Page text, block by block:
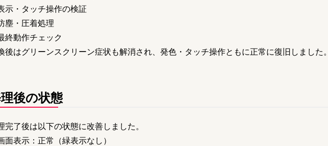
示・タッチ操作の検証
塵・圧着処理
終動作チェック
後はグリーンスクリーン症状も解消され、発色・タッチ操作ともに正常に復旧しました。
後の状態
完了後は以下の状態に改善しました。
面表示：正常（緑表示なし）